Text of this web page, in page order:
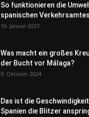
So funktionieren die
spanischen
16. Januar 2023
Was macht ein großes
der Bucht vor Málaga?
9. Oktober 2024
Das ist die
Spanien die Blitzer